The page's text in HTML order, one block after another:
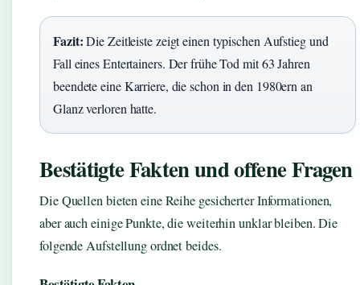
Fazit:Die Zeitleiste zeigt einen typischen Aufstieg und
Fall eines Entertainers. Der frühe Tod mit 63 Jahren
beendete eine Karriere, die schon in den 1980ern an
Glanz verloren hatte.
Bestätigte Fakten und offene Fragen
Die Quellen bieten eine Reihe gesicherter Informationen,
aber auch einige Punkte, die weiterhin unklar bleiben. Die
folgende Aufstellung ordnet beides.